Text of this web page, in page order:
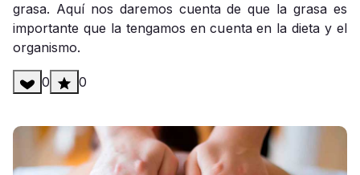
grasa. Aquí nos daremos cuenta de que la grasa es
importante que la tengamos en cuenta en la dieta y el
organismo.
0 0